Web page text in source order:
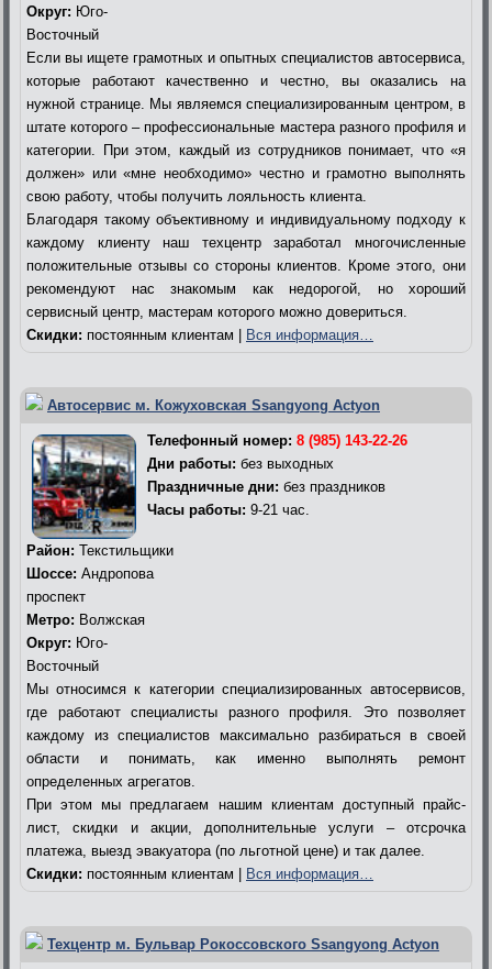
Округ: Юго-
Восточный
Если вы ищете грамотных и опытных специалистов автосервиса,
которые работают качественно и честно, вы оказались на
нужной странице. Мы являемся специализированным центром, в
штате которого – профессиональные мастера разного профиля и
категории. При этом, каждый из сотрудников понимает, что «я
должен» или «мне необходимо» честно и грамотно выполнять
свою работу, чтобы получить лояльность клиента.
Благодаря такому объективному и индивидуальному подходу к
каждому клиенту наш техцентр заработал многочисленные
положительные отзывы со стороны клиентов. Кроме этого, они
рекомендуют нас знакомым как недорогой, но хороший
сервисный центр, мастерам которого можно довериться.
Скидки: постоянным клиентам | Вся информация…
Автосервис м. Кожуховская Ssangyong Actyon
Телефонный номер: 8 (985) 143-22-26
Дни работы: без выходных
Праздничные дни: без праздников
Часы работы: 9-21 час.
Район: Текстильщики
Шоссе: Андропова
проспект
Метро: Волжская
Округ: Юго-
Восточный
Мы относимся к категории специализированных автосервисов,
где работают специалисты разного профиля. Это позволяет
каждому из специалистов максимально разбираться в своей
области и понимать, как именно выполнять ремонт
определенных агрегатов.
При этом мы предлагаем нашим клиентам доступный прайс-
лист, скидки и акции, дополнительные услуги – отсрочка
платежа, выезд эвакуатора (по льготной цене) и так далее.
Скидки: постоянным клиентам | Вся информация…
Техцентр м. Бульвар Рокоссовского Ssangyong Actyon